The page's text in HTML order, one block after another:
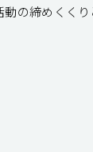
の締めくく